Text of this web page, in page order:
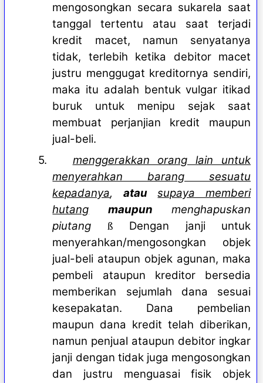
mengosongkan secara sukarela saat
tanggal tertentu atau saat terjadi
kredit macet, namun senyatanya
tidak, terlebih ketika debitor macet
justru menggugat kreditornya sendiri,
maka itu adalah bentuk vulgar itikad
buruk untuk menipu sejak saat
membuat perjanjian kredit maupun
jual-beli.
5.
menggerakkan orang lain untuk
menyerahkan barang sesuatu
kepadanya, atau
supaya memberi
hutang
maupun menghapuskan
piutang
ß Dengan janji untuk
menyerahkan/mengosongkan objek
jual-beli ataupun objek agunan, maka
pembeli ataupun kreditor bersedia
memberikan sejumlah dana sesuai
kesepakatan. Dana pembelian
maupun dana kredit telah diberikan,
namun penjual ataupun debitor ingkar
janji dengan tidak juga mengosongkan
dan justru menguasai fisik objek